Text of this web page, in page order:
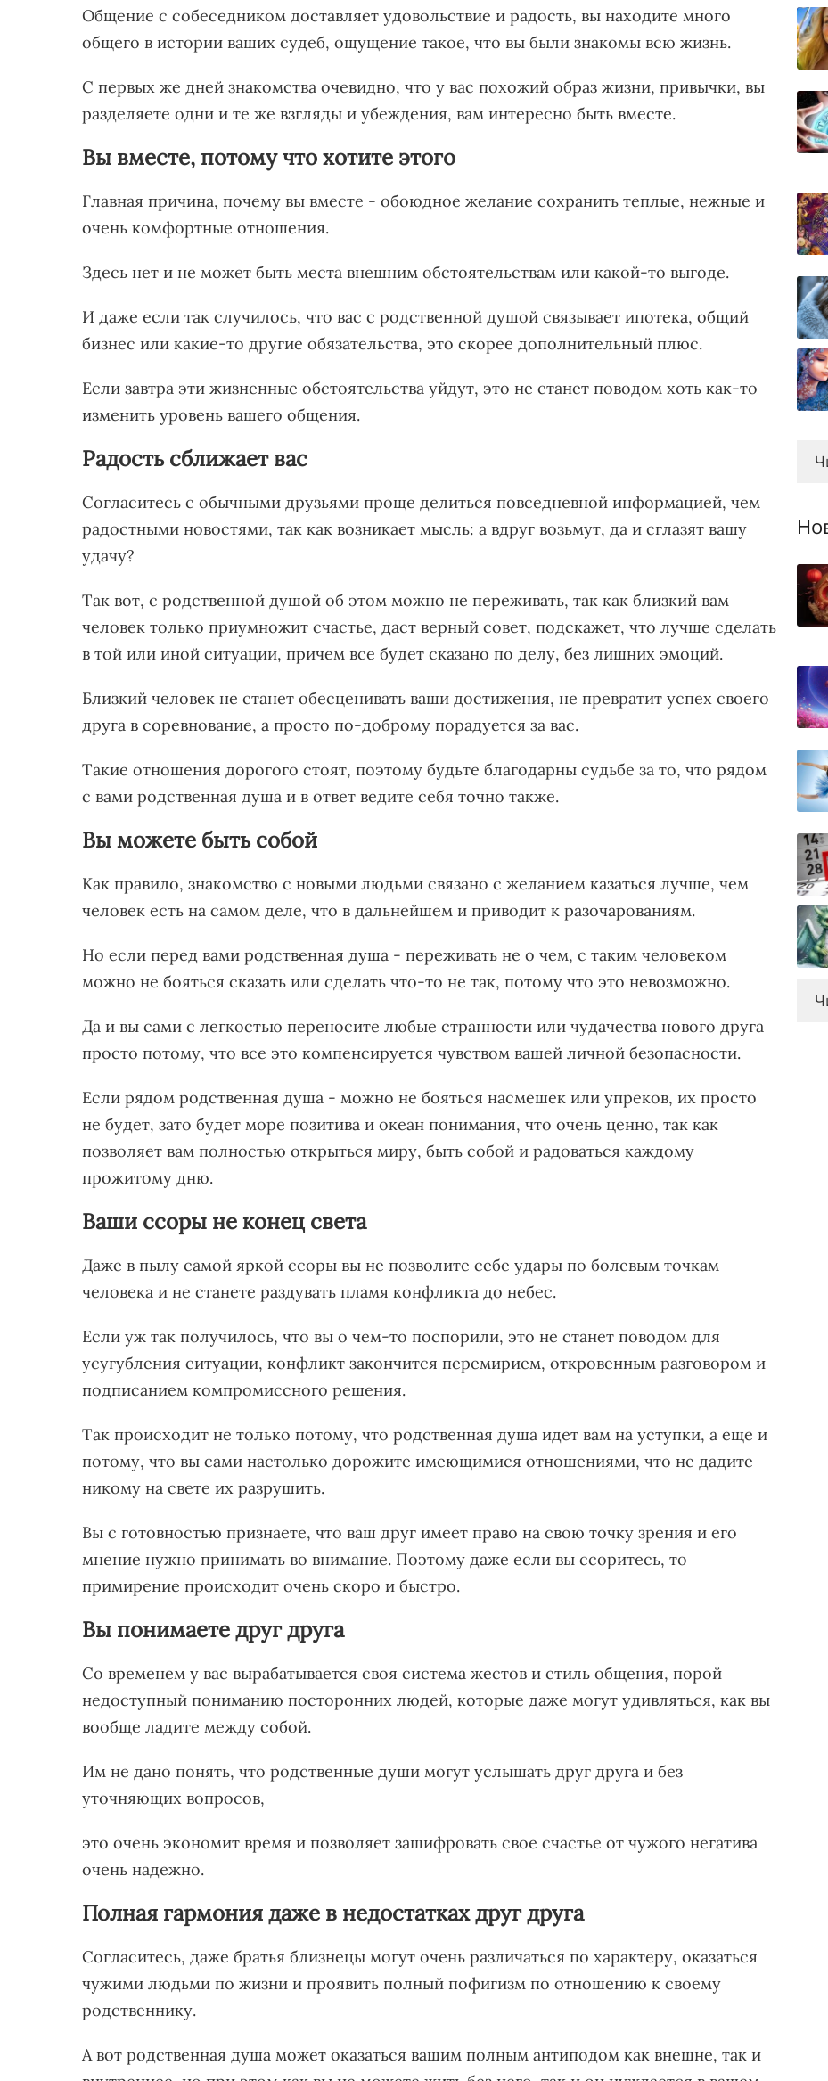
Общение с собеседником доставляет удовольствие и радость, вы находите много
общего в истории ваших судеб, ощущение такое, что вы были знакомы всю жизнь.
С первых же дней знакомства очевидно, что у вас похожий образ жизни, привычки, вы
разделяете одни и те же взгляды и убеждения, вам интересно быть вместе.
Вы вместе, потому что хотите этого
Главная причина, почему вы вместе - обоюдное желание сохранить теплые, нежные и
очень комфортные отношения.
Здесь нет и не может быть места внешним обстоятельствам или какой-то выгоде.
И даже если так случилось, что вас с родственной душой связывает ипотека, общий
бизнес или какие-то другие обязательства, это скорее дополнительный плюс.
Если завтра эти жизненные обстоятельства уйдут, это не станет поводом хоть как-то
изменить уровень вашего общения.
Радость сближает вас
Согласитесь с обычными друзьями проще делиться повседневной информацией, чем
радостными новостями, так как возникает мысль: а вдруг возьмут, да и сглазят вашу
удачу?
Так вот, с родственной душой об этом можно не переживать, так как близкий вам
человек только приумножит счастье, даст верный совет, подскажет, что лучше сделать
в той или иной ситуации, причем все будет сказано по делу, без лишних эмоций.
Близкий человек не станет обесценивать ваши достижения, не превратит успех своего
друга в соревнование, а просто по-доброму порадуется за вас.
Такие отношения дорогого стоят, поэтому будьте благодарны судьбе за то, что рядом
с вами родственная душа и в ответ ведите себя точно также.
Вы можете быть собой
Как правило, знакомство с новыми людьми связано с желанием казаться лучше, чем
человек есть на самом деле, что в дальнейшем и приводит к разочарованиям.
Но если перед вами родственная душа - переживать не о чем, с таким человеком
можно не бояться сказать или сделать что-то не так, потому что это невозможно.
Да и вы сами с легкостью переносите любые странности или чудачества нового друга
просто потому, что все это компенсируется чувством вашей личной безопасности.
Если рядом родственная душа - можно не бояться насмешек или упреков, их просто
не будет, зато будет море позитива и океан понимания, что очень ценно, так как
позволяет вам полностью открыться миру, быть собой и радоваться каждому
прожитому дню.
Ваши ссоры не конец света
Даже в пылу самой яркой ссоры вы не позволите себе удары по болевым точкам
человека и не станете раздувать пламя конфликта до небес.
Если уж так получилось, что вы о чем-то поспорили, это не станет поводом для
усугубления ситуации, конфликт закончится перемирием, откровенным разговором и
подписанием компромиссного решения.
Так происходит не только потому, что родственная душа идет вам на уступки, а еще и
потому, что вы сами настолько дорожите имеющимися отношениями, что не дадите
никому на свете их разрушить.
Вы с готовностью признаете, что ваш друг имеет право на свою точку зрения и его
мнение нужно принимать во внимание. Поэтому даже если вы ссоритесь, то
примирение происходит очень скоро и быстро.
Вы понимаете друг друга
Со временем у вас вырабатывается своя система жестов и стиль общения, порой
недоступный пониманию посторонних людей, которые даже могут удивляться, как вы
вообще ладите между собой.
Им не дано понять, что родственные души могут услышать друг друга и без
уточняющих вопросов,
это очень экономит время и позволяет зашифровать свое счастье от чужого негатива
очень надежно.
Полная гармония даже в недостатках друг друга
Согласитесь, даже братья близнецы могут очень различаться по характеру, оказаться
чужими людьми по жизни и проявить полный пофигизм по отношению к своему
родственнику.
А вот родственная душа может оказаться вашим полным антиподом как внешне, так и